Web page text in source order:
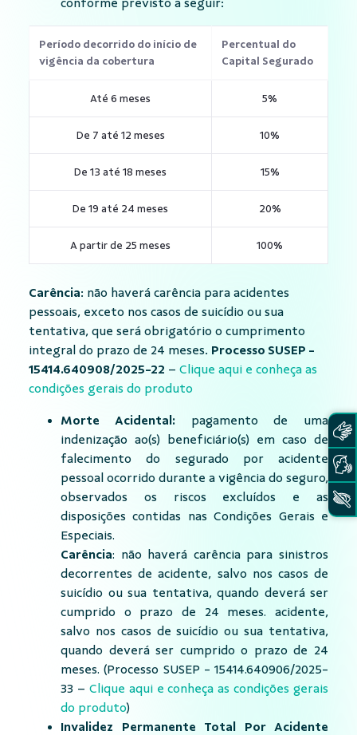
conforme previsto a seguir:
Período decorrido do início de
vigência da cobertura
Percentual do
Capital Segurado
Até 6 meses 5%
De 7 até 12 meses 10%
De 13 até 18 meses 15%
De 19 até 24 meses 20%
A partir de 25 meses 100%
Carência: não haverá carência para acidentes
pessoais, exceto nos casos de suicídio ou sua
tentativa, que será obrigatório o cumprimento
integral do prazo de 24 meses. Processo SUSEP -
15414.640908/2025-22 – Clique aqui e conheça as
condições gerais do produto
Morte Acidental:pagamento de uma
indenização ao(s) beneficiário(s) em caso de
falecimento do segurado por acidente
pessoal ocorrido durante a vigência do seguro,
observados os riscos excluídos e as
disposições contidas nas Condições Gerais e
Especiais.
Carência: não haverá carência para sinistros
decorrentes de acidente, salvo nos casos de
suicídio ou sua tentativa, quando deverá ser
cumprido o prazo de 24 meses. acidente,
salvo nos casos de suicídio ou sua tentativa,
quando deverá ser cumprido o prazo de 24
meses. (Processo SUSEP - 15414.640906/2025-
33 – Clique aqui e conheça as condições gerais
do produto)
Invalidez Permanente Total Por Acidente